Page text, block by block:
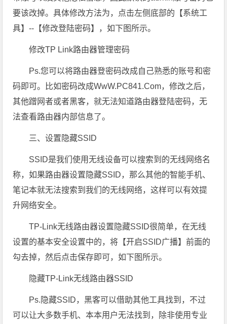
要该改掉。具体修改方法为，点击左侧底部的【系统工
具】--【修改登陆密码】，如下图所示。
修改TP Link路由器管理密码
Ps.您可以将路由器登密码改成自己熟悉的账号和密
码即可。比如密码改成WwW.PC841.Com，修改之后，
其他蹭网者或者黑客，就无法知道路由器登陆密码，无
法查看路由器内部信息了。
三、设置隐藏SSID
SSID是我们使用无线设备可以搜索到的无线网络名
称，如果路由器设置隐藏SSID，那么其他的智能手机、
笔记本就无法搜索到我们的无线网络，这样可以有效提
升网络安全。
TP-Link无线路由器设置隐藏SSID很简单，在无线
设置的基本安全设置中的，将【开启SSID广播】前面的
勾去掉，然后点击保存即可，如下图所示。
隐藏TP-Link无线路由器SSID
Ps.隐藏SSID，黑客可以借助其他工具找到，不过
可以让大多数手机、本本用户无法找到，除非使用专业